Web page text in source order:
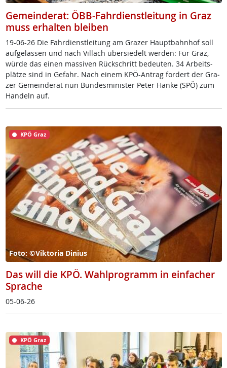
Gemeinderat: ÖBB-Fahrdienstleitung in Graz
muss erhalten bleiben
19-06-26 Die Fahr­di­enst­lei­tung am Gra­zer Haupt­bahn­hof soll
auf­ge­las­sen und nach Vil­lach über­sie­delt wer­den: Für Graz,
wür­de das ei­nen mas­si­ven Rück­schritt be­deu­ten. 34 Ar­beits­
plät­ze sind in Ge­fahr. Nach ei­nem KPÖ-An­trag for­dert der Gra­
zer Ge­mein­de­rat nun Bun­des­mi­nis­ter Pe­ter Han­ke (SPÖ) zum
Han­deln auf.
KPÖ Graz
Foto: ©Viktoria Dinius
Das will die KPÖ. Wahlprogramm in einfacher
Sprache
05-06-26
KPÖ Graz